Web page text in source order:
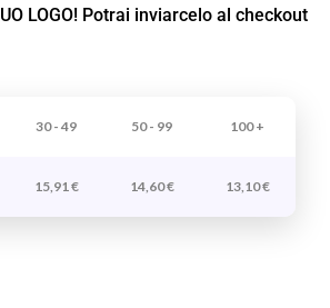
LOGO! Potrai inviarcelo al checkout
30 - 49 50 - 99 100 +
15,91€ 14,60€ 13,10€